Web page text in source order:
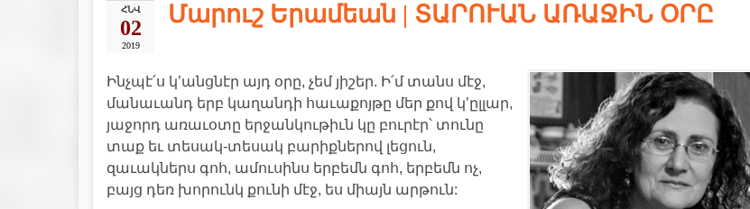
ՀՆՎ
02
2019
Մարուշ Երամեան | ՏԱՐՈՒԱՆ ԱՌԱՋԻՆ ՕՐԸ
Ինչպէ՛ս կ’անցնէր այդ օրը, չեմ յիշեր. Ի՛մ տանս մէջ,
մանաւանդ երբ կաղանդի հաւաքոյթը մեր քով կ’ըլլար,
յաջորդ առաւօտը երջանկութիւն կը բուրէր՝ տունը
տաք եւ տեսակ-տեսակ բարիքներով լեցուն,
զաւակներս գոհ, ամուսինս երբեմն գոհ, երբեմն ոչ,
բայց դեռ խորունկ քունի մէջ, ես միայն արթուն: